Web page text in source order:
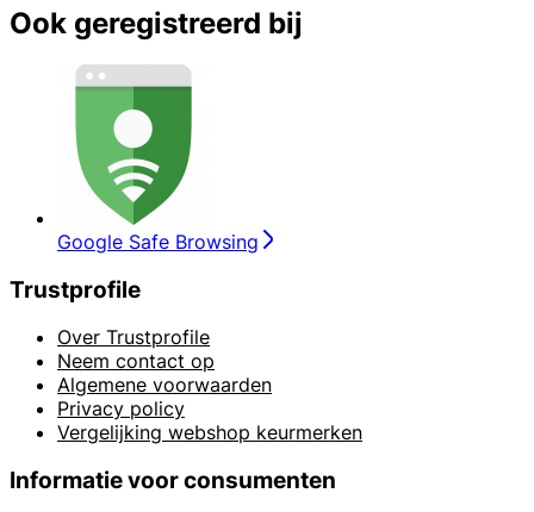
Ook geregistreerd bij
Google Safe Browsing
Trustprofile
Over Trustprofile
Neem contact op
Algemene voorwaarden
Privacy policy
Vergelijking webshop keurmerken
Informatie voor consumenten